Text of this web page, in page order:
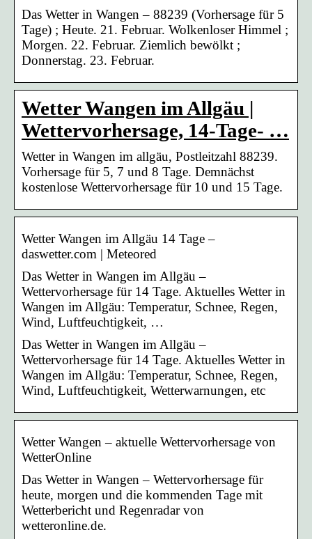
Das Wetter in Wangen – 88239 (Vorhersage für 5
Tage) ; Heute. 21. Februar. Wolkenloser Himmel ;
Morgen. 22. Februar. Ziemlich bewölkt ;
Donnerstag. 23. Februar.
Wetter Wangen im Allgäu |
Wettervorhersage, 14-Tage- …
Wetter in Wangen im allgäu, Postleitzahl 88239.
Vorhersage für 5, 7 und 8 Tage. Demnächst
kostenlose Wettervorhersage für 10 und 15 Tage.
Wetter Wangen im Allgäu 14 Tage –
daswetter.com | Meteored
Das Wetter in Wangen im Allgäu –
Wettervorhersage für 14 Tage. Aktuelles Wetter in
Wangen im Allgäu: Temperatur, Schnee, Regen,
Wind, Luftfeuchtigkeit, …
Das Wetter in Wangen im Allgäu –
Wettervorhersage für 14 Tage. Aktuelles Wetter in
Wangen im Allgäu: Temperatur, Schnee, Regen,
Wind, Luftfeuchtigkeit, Wetterwarnungen, etc
Wetter Wangen – aktuelle Wettervorhersage von
WetterOnline
Das Wetter in Wangen – Wettervorhersage für
heute, morgen und die kommenden Tage mit
Wetterbericht und Regenradar von
wetteronline.de.